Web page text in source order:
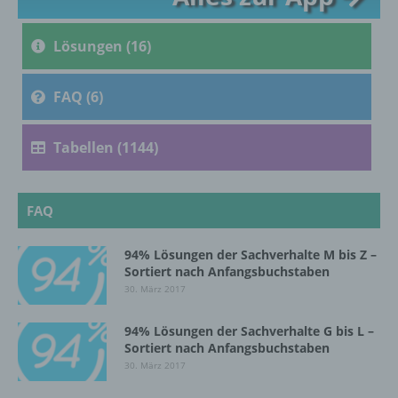
Lösungen (16)
FAQ (6)
Tabellen (1144)
FAQ
94% Lösungen der Sachverhalte M bis Z –
Sortiert nach Anfangsbuchstaben
30. März 2017
94% Lösungen der Sachverhalte G bis L –
Sortiert nach Anfangsbuchstaben
30. März 2017
Verarbeitung ist jeder mit oder ohne Hilfe
automatisierter Verfahren ausgeführte
Vorgang oder jede solche Vorgangsreihe im
Zusammenhang mit personenbezogenen
Daten wie das Erheben, das Erfassen, die
Organisation, das Ordnen, die Speicherung,
die Anpassung oder Veränderung, das
die Offenlegung durch Übermittlung,
Bereitstellung, den Abgleich oder die
Verknüpfung, die Einschränkung, das
Löschen oder die Vernichtung.
d) Einschränkung der Verarbeitung
Einschränkung der Verarbeitung ist die
Markierung gespeicherter